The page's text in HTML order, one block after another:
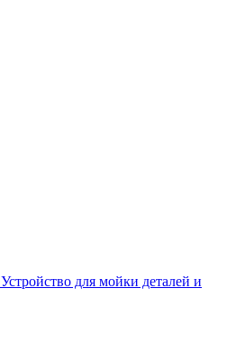
Устройство для мойки деталей и